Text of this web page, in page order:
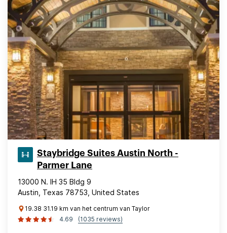
Staybridge Suites Austin North -
Parmer Lane
13000 N. IH 35 Bldg 9
Austin, Texas 78753, United States
19.38 31.19 km van het centrum van Taylor
4.69
(1035 reviews)